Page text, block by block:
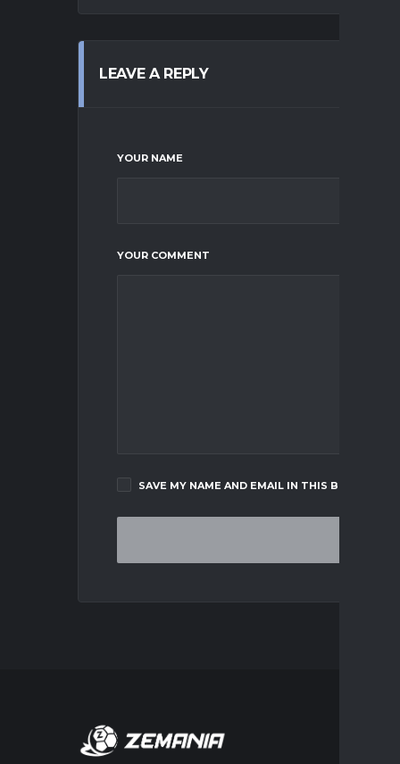
LEAVE A REPLY
YOUR NAME
YOUR COMMENT
SAVE MY NAME AND EMAIL IN THIS BROWSER